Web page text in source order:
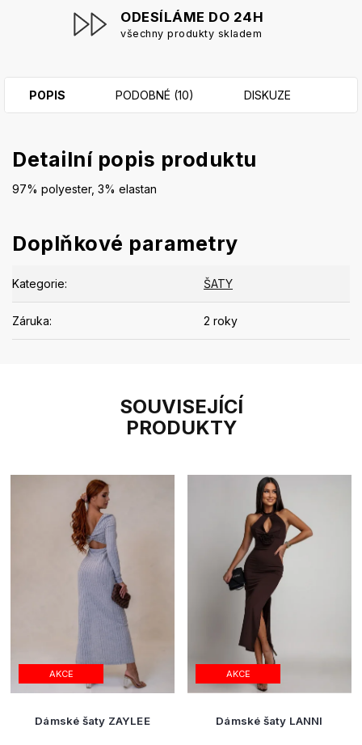
ODESÍLÁME DO 24H
všechny produkty skladem
SOUVISEJÍCÍ
PRODUKTY
AKCE
Dámské šaty ZAYLEE
AKCE
Dámské šaty LANNI
POPIS PODOBNÉ (10) DISKUZE
Detailní popis produktu
97% polyester, 3% elastan
Doplňkové parametry
Kategorie: ŠATY
Záruka: 2 roky